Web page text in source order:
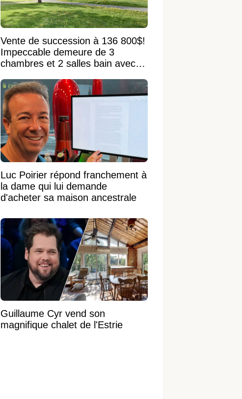
Vente de succession à 136 800$!
Impeccable demeure de 3
chambres et 2 salles bain avec
Luc Poirier répond franchement à
la dame qui lui demande
d'acheter sa maison ancestrale
Guillaume Cyr vend son
magnifique chalet de l'Estrie